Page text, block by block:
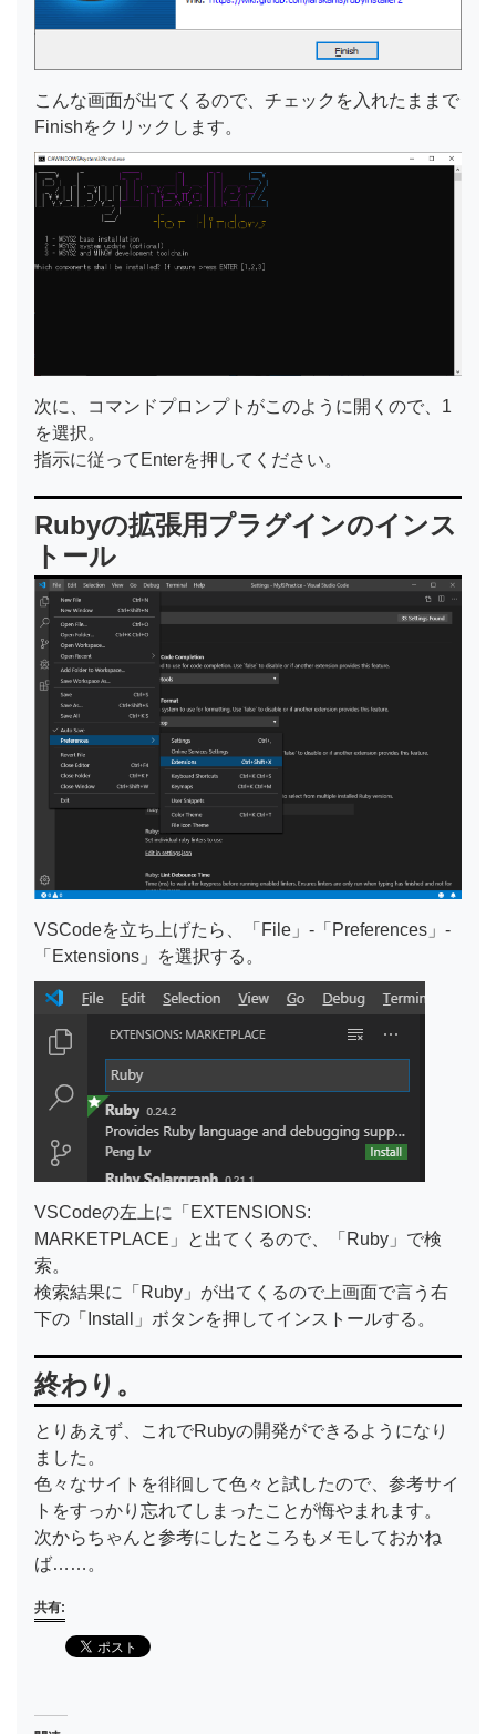
こんな画面が出てくるので、チェックを入れたままで
Finishをクリックします。
次に、コマンドプロンプトがこのように開くので、1
を選択。
指示に従ってEnterを押してください。
Rubyの拡張用プラグインのインス
トール
VSCodeを立ち上げたら、「File」-「Preferences」-
「Extensions」を選択する。
VSCodeの左上に「EXTENSIONS:
MARKETPLACE」と出てくるので、「Ruby」で検
索。
検索結果に「Ruby」が出てくるので上画面で言う右
下の「Install」ボタンを押してインストールする。
終わり。
とりあえず、これでRubyの開発ができるようになり
ました。
色々なサイトを徘徊して色々と試したので、参考サイ
トをすっかり忘れてしまったことが悔やまれます。
次からちゃんと参考にしたところもメモしておかね
ば……。
共有: